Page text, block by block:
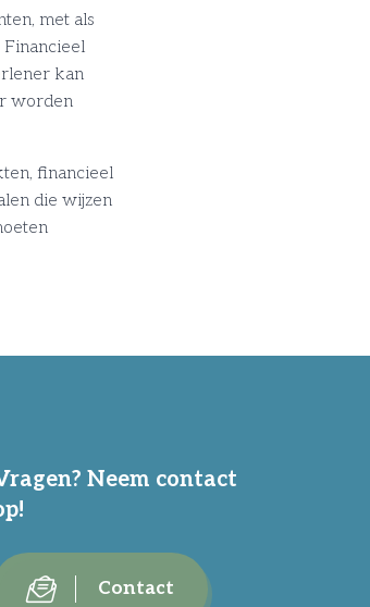
met als
kan
worden
financieel
die wijzen
Neem contact
Contact